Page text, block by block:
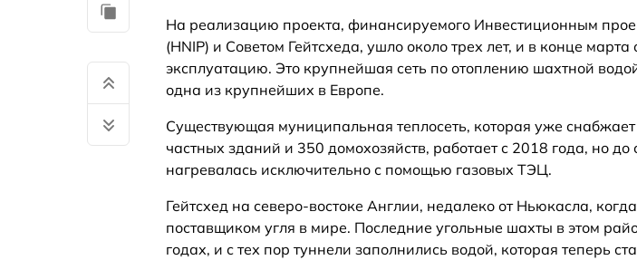
На реализацию проекта, финансируемого Инвестиционным
(HNIP) и Советом Гейтсхеда, ушло около трех лет, и в конце
эксплуатацию. Это крупнейшая сеть по отоплению шахтной
одна из крупнейших в Европе.
Существующая муниципальная теплосеть, которая уже
частных зданий и 350 домохозяйств, работает с 2018 года, но до
нагревалась исключительно с помощью газовых ТЭЦ.
Гейтсхед на северо-востоке Англии, недалеко от Ньюкасла,
поставщиком угля в мире. Последние угольные шахты в этом
годах, и с тех пор туннели заполнились водой, которая теперь